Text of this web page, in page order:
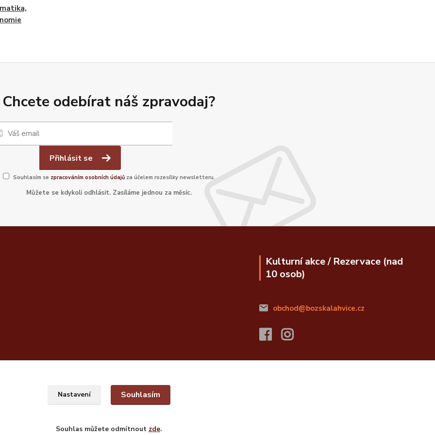
Chcete odebírat náš zpravodaj?
Přihlásit se
Souhlasím se zpracováním osobních údajůza účelem rozesílky newsletteru.
Můžete se kdykoli odhlásit. Zasíláme jednou za měsíc.
Kulturní akce / Rezervace (nad
10 osob)
obchod@bozskalahvice.cz
Nastavení Souhlasím
Souhlas můžete odmítnout zde.